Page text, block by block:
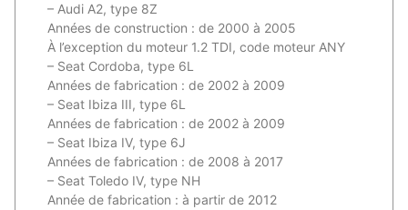
– Audi A2, type 8Z
Années de construction : de 2000 à 2005
À l’exception du moteur 1.2 TDI, code moteur ANY
– Seat Cordoba, type 6L
Années de fabrication : de 2002 à 2009
– Seat Ibiza III, type 6L
Années de fabrication : de 2002 à 2009
– Seat Ibiza IV, type 6J
Années de fabrication : de 2008 à 2017
– Seat Toledo IV, type NH
Année de fabrication : à partir de 2012